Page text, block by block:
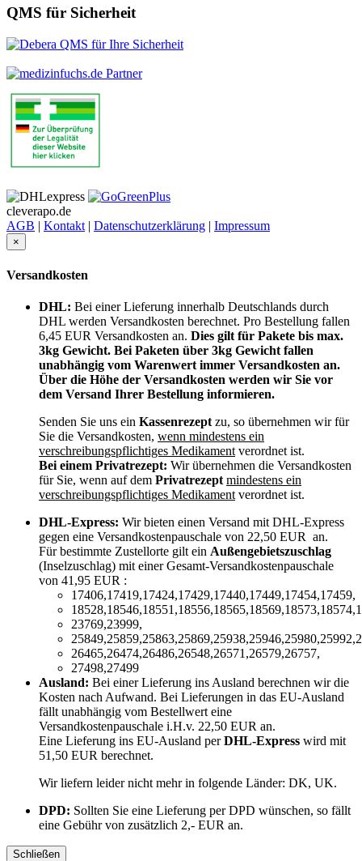
QMS für Sicherheit
cleverapo.de
AGB | Kontakt | Datenschutzerklärung | Impressum
×
Versandkosten
DHL: Bei einer Lieferung innerhalb Deutschlands durch
DHL werden Versandkosten berechnet. Pro Bestellung fallen
6,45 EUR Versandkosten an. Dies gilt für Pakete bis max.
3kg Gewicht. Bei Paketen über 3kg Gewicht fallen
unabhängig vom Warenwert immer Versandkosten an.
Über die Höhe der Versandkosten werden wir Sie vor
dem Versand Ihrer Bestellung informieren.
Senden Sie uns ein Kassenrezept zu, so übernehmen wir für
Sie die Versandkosten, wenn mindestens ein
verschreibungspflichtiges Medikament verordnet ist.
Bei einem Privatrezept: Wir übernehmen die Versandkosten
für Sie, wenn auf dem Privatrezept mindestens ein
verschreibungspflichtiges Medikament verordnet ist.
DHL-Express: Wir bieten einen Versand mit DHL-Express
gegen eine Versandkostenpauschale von 22,50 EUR an.
Für bestimmte Zustellorte gilt ein Außengebietszuschlag
(Inselzuschlag) mit einer Gesamt-Versandkostenpauschale
von 41,95 EUR :
17406,17419,17424,17429,17440,17449,17454,17459,
23769,23999,
26465,26474,26486,26548,26571,26579,26757,
27498,27499
Ausland: Bei einer Lieferung ins Ausland berechnen wir die
Kosten nach Aufwand. Bei Lieferungen in das EU-Ausland
fällt unabhängig vom Bestellwert eine
Versandkostenpauschale i.H.v. 22,50 EUR an.
Eine Lieferung ins EU-Ausland perDHL-Express wird mit
51,50 EUR berechnet.
Wir liefern leider nicht mehr in folgende Länder: DK, UK.
DPD: Sollten Sie eine Lieferung per DPD wünschen, so fällt
eine Gebühr von zusätzlich 2,- EUR an.
Schließen